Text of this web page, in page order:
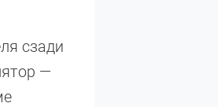
сзади
—